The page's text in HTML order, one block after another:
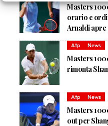
Masters
orario e
Arnaldi apre
Atp News
Masters
rimonta
Atp News
Masters
out per